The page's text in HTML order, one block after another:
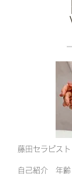
藤田セラピスト
自己紹介 年齢